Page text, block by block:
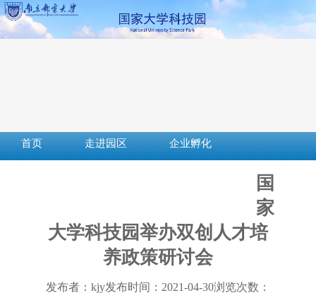
首页 走进园区
企业孵化
国
家
大学科技园举办双创人才培
养政策研讨会
发布者：kjy发布时间：2021-04-30浏览次数：